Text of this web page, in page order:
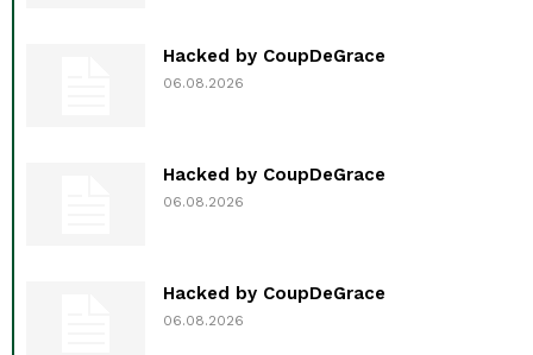
Hacked by CoupDeGrace
06.08.2026
Hacked by CoupDeGrace
06.08.2026
Hacked by CoupDeGrace
06.08.2026